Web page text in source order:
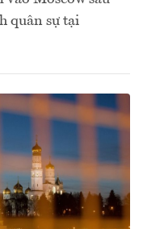
quân sự tại